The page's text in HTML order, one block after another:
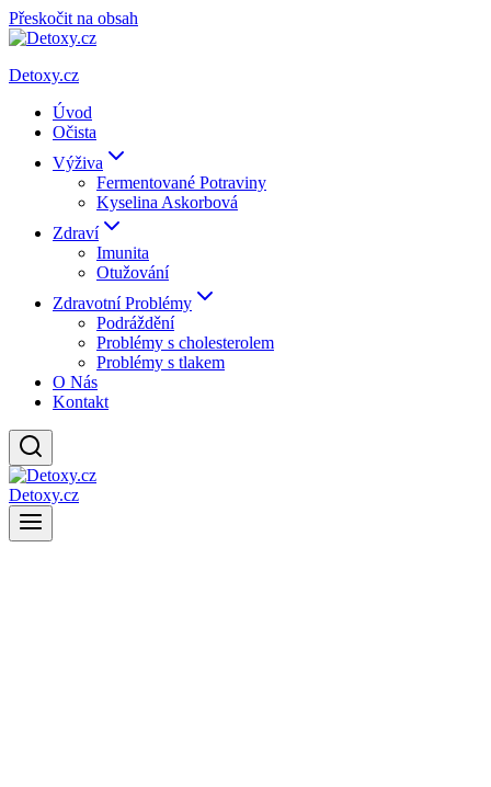
Přeskočit na obsah
Detoxy.cz
Úvod
Očista
Výživa
Fermentované Potraviny
Kyselina Askorbová
Zdraví
Imunita
Otužování
Zdravotní Problémy
Podráždění
Problémy s cholesterolem
Problémy s tlakem
O Nás
Kontakt
Detoxy.cz